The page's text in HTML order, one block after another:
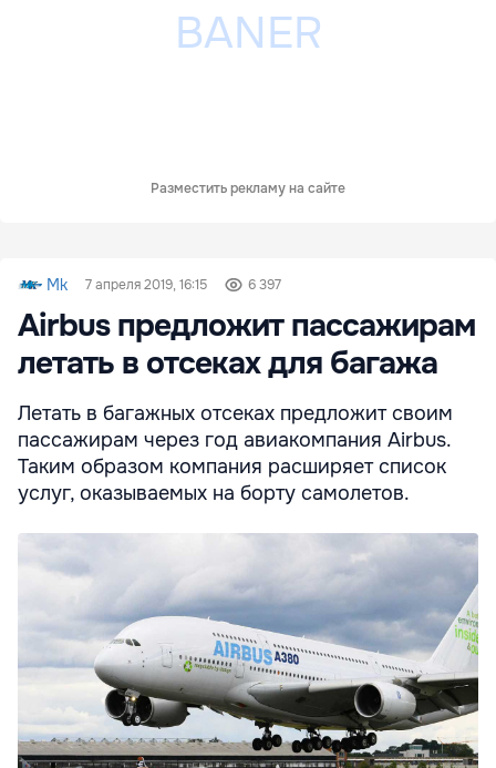
Разместить рекламу на сайте
Mk 7 апреля 2019, 16:15 6 397
Airbus предложит пассажирам
летать в отсеках для багажа
Летать в багажных отсеках предложит своим
пассажирам через год авиакомпания Airbus.
Таким образом компания расширяет список
услуг, оказываемых на борту самолетов.